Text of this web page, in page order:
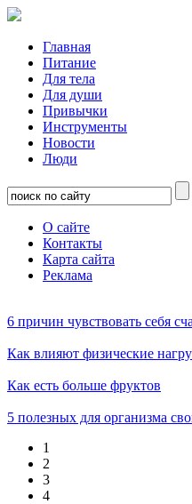
Главная
Питание
Для тела
Для души
Привычки
Инструменты
Новости
Люди
О сайте
Контакты
Карта сайта
Реклама
6 причин чувствовать себя
Как влияют физические
Как есть больше фруктов
5 полезных для организма
1
2
3
4